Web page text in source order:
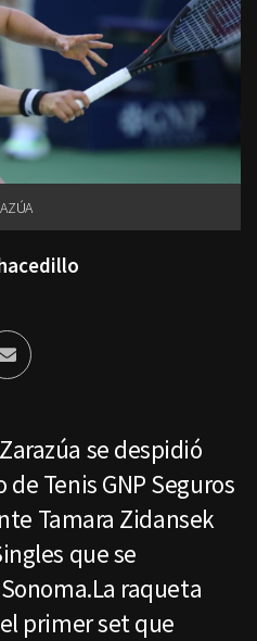
Enviar
por
se despidió
Tenis GNP Seguros
Tamara Zidansek
que se
raqueta
primer set que